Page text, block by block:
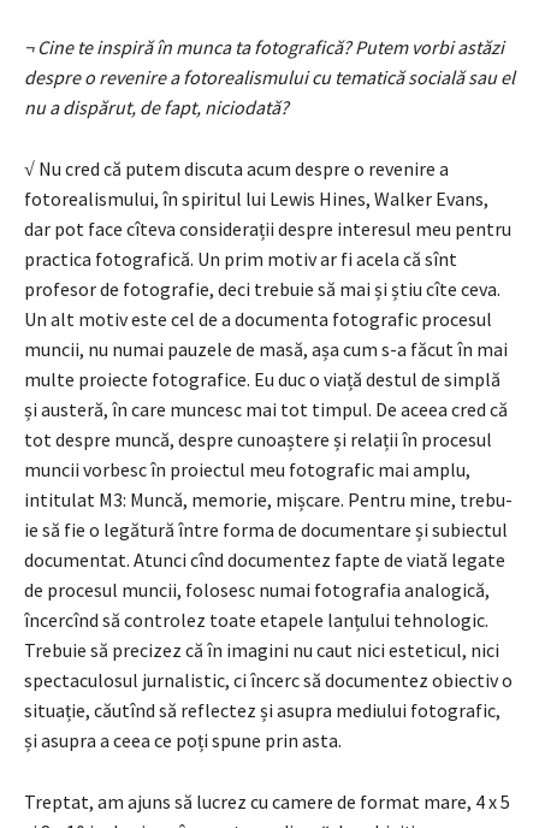
¬ Cine te inspiră în munca ta fotografică? Putem vorbi astăzi
despre o revenire a fo­torealismului cu tematică socială sau el
nu a dispărut, de fapt, niciodată?
√ Nu cred că putem discuta acum despre o revenire a
fotorealismului, în spiri­tul lui Lewis Hines, Walker Evans,
dar pot face cîteva considerații despre interesul meu pentru
practica fotografică. Un prim motiv ar fi acela că sînt
profesor de foto­grafie, deci trebuie să mai și știu cîte ceva.
Un alt motiv este cel de a documenta fotografic procesul
muncii, nu numai pauzele de masă, așa cum s-a făcut în mai
mul­te proiecte fotografice. Eu duc o viață destul de simplă
și austeră, în care muncesc mai tot timpul. De aceea cred că
tot despre mun­că, despre cunoaștere și relații în procesul
muncii vorbesc în proiectul meu fo­tografic mai amplu,
intitulat M3: Muncă, memorie, mișcare. Pentru mine, trebu­
ie să fie o legătură între forma de docu­mentare și subiectul
documentat. Atunci cînd documentez fapte de viată legate
de procesul muncii, folosesc numai fotografia analo­gică,
încercînd să controlez toate etapele lanțului tehnologic.
Trebuie să precizez că în imagini nu caut nici esteticul, nici
spectaculosul jurnalistic, ci încerc să documen­tez obiectiv o
situație, căutînd să reflectez și asu­pra mediului fotografic,
și asupra a ceea ce poți spune prin asta.
Treptat, am ajuns să lucrez cu camere de format mare, 4 x 5